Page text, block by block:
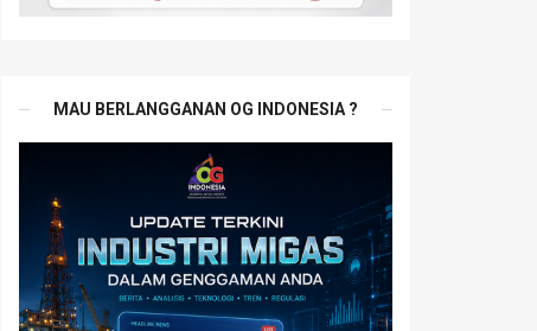
MAU BERLANGGANAN OG INDONESIA ?